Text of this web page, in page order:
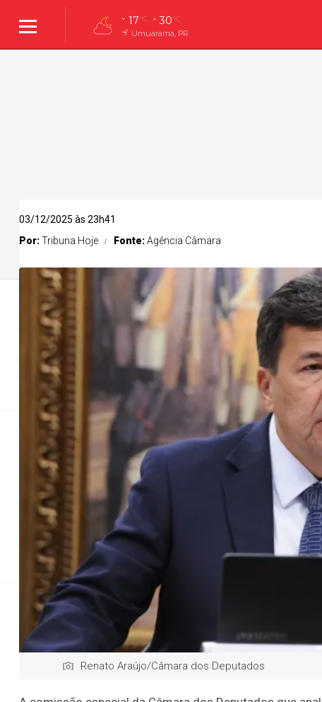
17°C 30°C
Umuarama, PR
Umuarama Policial
Senado Federal Ladrões Cercados Política Levantamento Senado
Comissão
A comissão especial da Câmara dos Deputados
03/12/2025 às 23h41
Por:Tribuna Hoje Fonte:Agência Câmara
Renato Araújo/Câmara dos Deputados